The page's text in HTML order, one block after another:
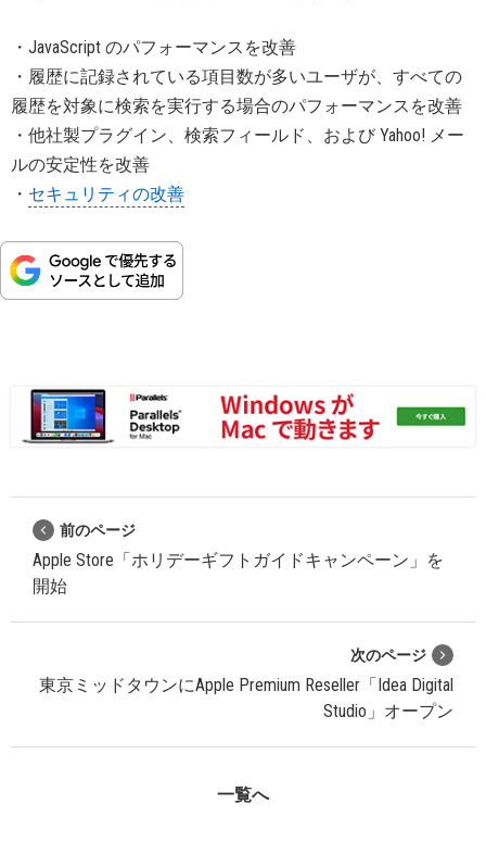
・JavaScript のパフォーマンスを改善
・履歴に記録されている項目数が多いユーザが、すべての
履歴を対象に検索を実行する場合のパフォーマンスを改善
・他社製プラグイン、検索フィールド、および Yahoo! メー
ルの安定性を改善
・ セキュリティの改善
前のページ
Apple Store「ホリデーギフトガイドキャンペーン」を
開始
次のページ
東京ミッドタウンにApple Premium Reseller「Idea Digital
Studio」オープン
一覧へ